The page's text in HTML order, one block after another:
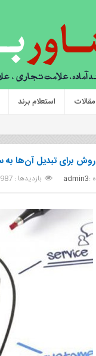
استعلام برند
:
admin3 بازدیدها : 987